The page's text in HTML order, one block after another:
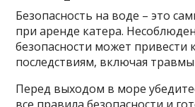
Безопасность на воде – это
при аренде катера.
безопасности может привести
последствиям, включая
Перед выходом в море